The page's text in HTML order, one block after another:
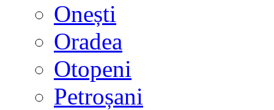
Onești
Oradea
Otopeni
Petroșani